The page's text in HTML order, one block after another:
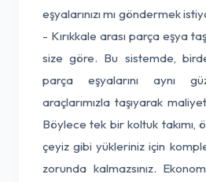
eşyalarınızı mı göndermek
- Kırıkkale arası parça eşya
size göre. Bu sistemde,
parça eşyalarını aynı
araçlarımızla taşıyarak
Böylece tek bir koltuk takımı,
çeyiz gibi yükleriniz için
zorunda kalmazsınız.